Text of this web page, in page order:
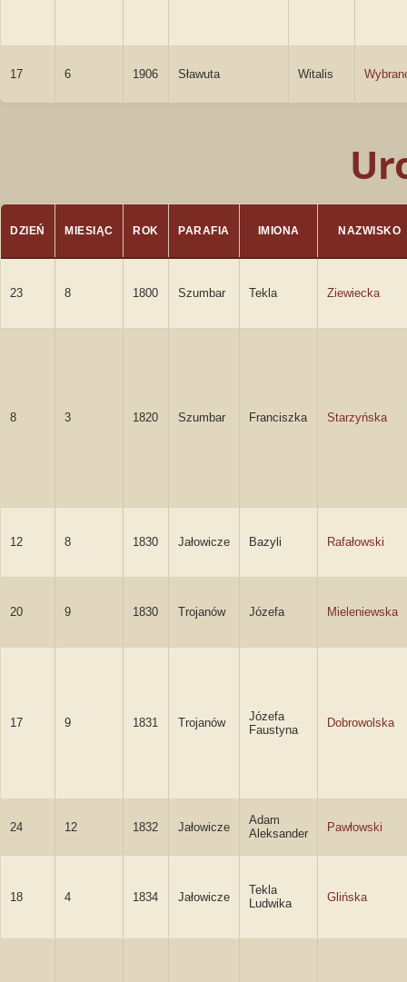
17 6 1906 Sławuta Witalis
DZIEŃ MIESIĄC ROK PARAFIA IMIONA NAZWISKO
23 8 1800 Szumbar Tekla Ziewiecka
8 3 1820 Szumbar Franciszka Starzyńska
12 8 1830 Jałowicze Bazyli Rafałowski
20 9 1830 Trojanów Józefa Mieleniewska
17 9 1831 Trojanów
Józefa
Faustyna
Dobrowolska
24 12 1832 Jałowicze
Adam
Aleksander
Pawłowski
18 4 1834 Jałowicze
Tekla
Ludwika
Glińska